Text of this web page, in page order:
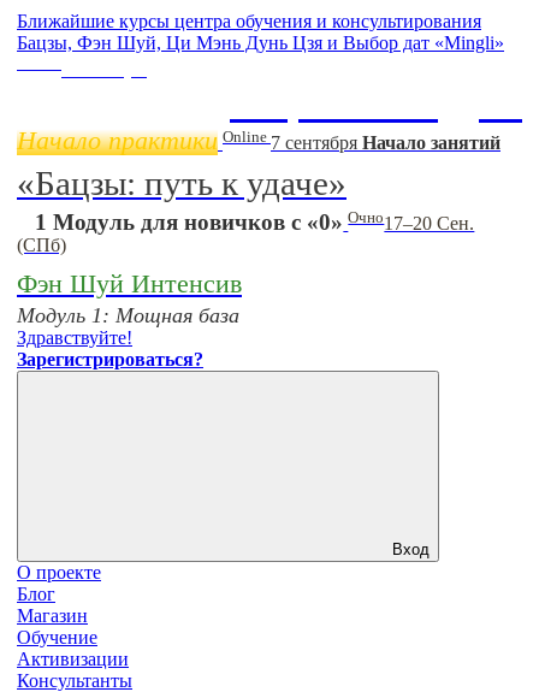
Ближайшие курсы центра обучения и консультирования
Бацзы, Фэн Шуй, Ци Мэнь Дунь Цзя и Выбор дат «Mingli»
Начало практики Online 7 сентября Начало занятий
«Бацзы: путь к удаче»
1 Модуль для новичков с «0» Очно17–20 Сен.
(СПб)
Фэн Шуй Интенсив
Модуль 1: Мощная база
Здравствуйте!
Зарегистрироваться?
Вход
О проекте
Блог
Магазин
Обучение
Активизации
Консультанты